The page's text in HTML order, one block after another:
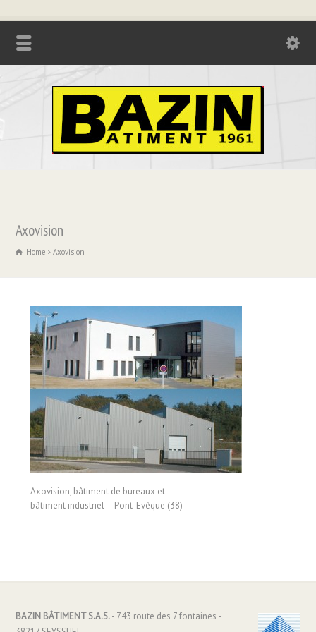
Axovision
Home Axovision
Axovision, bâtiment de bureaux et
bâtiment industriel – Pont-Evêque (38)
BAZIN BÂTIMENT S.A.S.- 743 route des 7 fontaines -